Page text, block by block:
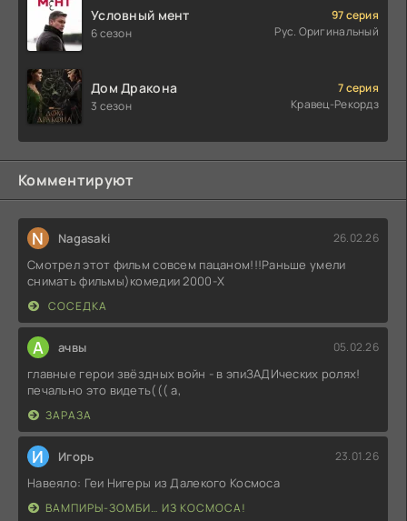
Условный мент
6 сезон
97 серия
Рус. Оригинальный
Дом Дракона
3 сезон
7 серия
Кравец-Рекордз
Комментируют
N Nagasaki 26.02.26
Смотрел этот фильм совсем пацаном!!!Раньше умели
снимать фильмы)комедии 2000-X
СОСЕДКА
А ачвы 05.02.26
главные герои звёздных войн - в эпиЗАДИческих ролях!
печально это видеть((( а,
ЗАРАЗА
И Игорь 23.01.26
Навеяло: Геи Нигеры из Далекого Космоса
ВАМПИРЫ-ЗОМБИ… ИЗ КОСМОСА!